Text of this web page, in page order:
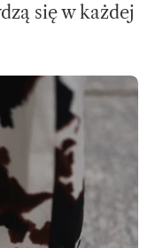
się w każdej